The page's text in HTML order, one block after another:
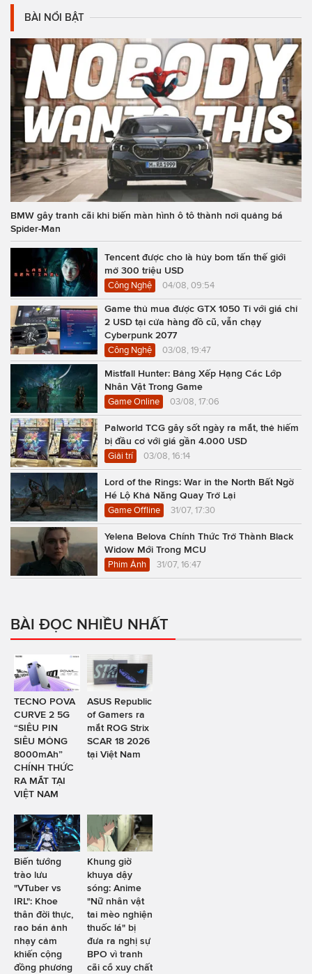
BÀI NỔI BẬT
BMW gây tranh cãi khi biến màn hình ô tô thành nơi quảng bá
Spider-Man
Tencent được cho là hủy bom tấn thế giới
mở 300 triệu USD
Công Nghệ 04/08, 09:54
Game thủ mua được GTX 1050 Ti với giá chỉ
2 USD tại cửa hàng đồ cũ, vẫn chạy
Cyberpunk 2077
Công Nghệ 03/08, 19:47
Mistfall Hunter: Bảng Xếp Hạng Các Lớp
Nhân Vật Trong Game
Game Online 03/08, 17:06
Palworld TCG gây sốt ngày ra mắt, thẻ hiếm
bị đầu cơ với giá gần 4.000 USD
Giải trí 03/08, 16:14
Lord of the Rings: War in the North Bất Ngờ
Hé Lộ Khả Năng Quay Trở Lại
Game Offline 31/07, 17:30
Yelena Belova Chính Thức Trở Thành Black
Widow Mới Trong MCU
Phim Ảnh 31/07, 16:47
BÀI ĐỌC NHIỀU NHẤT
TECNO POVA
CURVE 2 5G
“SIÊU PIN
SIÊU MỎNG
8000mAh”
CHÍNH THỨC
RA MẮT TẠI
VIỆT NAM
ASUS Republic
of Gamers ra
mắt ROG Strix
SCAR 18 2026
tại Việt Nam
Biến tướng
trào lưu
"VTuber vs
IRL": Khoe
thân đời thực,
rao bán ảnh
nhạy cảm
khiến cộng
đồng phương
Khung giờ
khuya dậy
sóng: Anime
"Nữ nhân vật
tai mèo nghiện
thuốc lá" bị
đưa ra nghị sự
BPO vì tranh
cãi cổ xuy chất